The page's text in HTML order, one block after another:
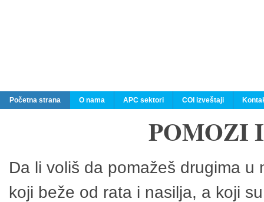
Početna strana O nama APC sektori COI izveštaji
POMOZI
Da li voliš da pomažeš drugima
koji beže od rata i nasilja, a koji